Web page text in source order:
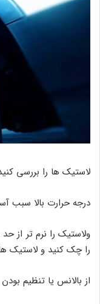
لاستیک ها را بررسی
درجه حرارت بالا سبب
ولاستیک را نرم تر از
را چک کنید و لاستیک
از بالانس یا تنظیم